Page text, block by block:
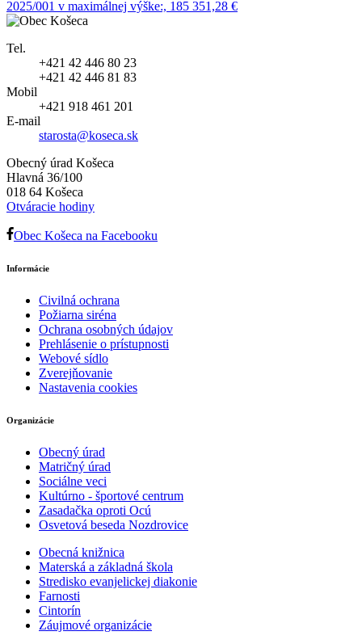
Tel.
+421 42 446 80 23
+421 42 446 81 83
Mobil
+421 918 461 201
E-mail
starosta@koseca.sk
Obecný úrad Košeca
Hlavná 36/100
018 64 Košeca
Otváracie hodiny
Obec Košeca na Facebooku
Informácie
Civilná ochrana
Požiarna siréna
Ochrana osobných údajov
Prehlásenie o prístupnosti
Webové sídlo
Zverejňovanie
Nastavenia cookies
Organizácie
Obecný úrad
Matričný úrad
Sociálne veci
Kultúrno - športové centrum
Zasadačka oproti Ocú
Osvetová beseda Nozdrovice
Obecná knižnica
Materská a základná škola
Stredisko evanjelickej diakonie
Farnosti
Cintorín
Záujmové organizácie